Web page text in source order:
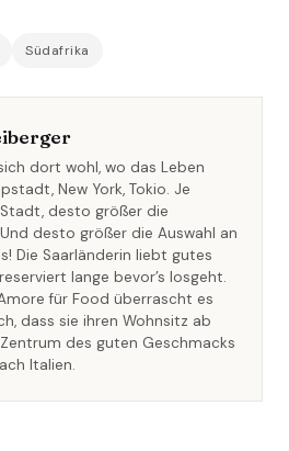
Südafrika
dort wohl, wo das Leben
New York, Tokio. Je
desto größer die
desto größer die Auswahl an
Die Saarländerin liebt gutes
lange bevor’s losgeht.
für Food überrascht es
dass sie ihren Wohnsitz ab
des guten Geschmacks
Italien.